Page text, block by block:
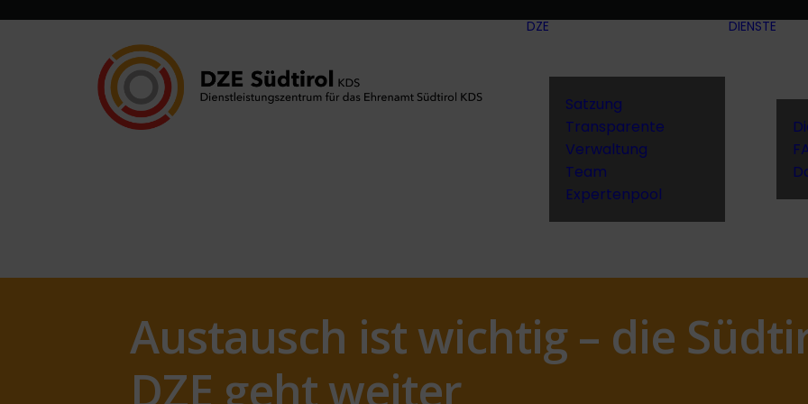
DZE
Satzung
Transparente
Verwaltung
Team
Expertenpool
DIENSTE
Austausch ist wichtig – die
DZE geht weiter